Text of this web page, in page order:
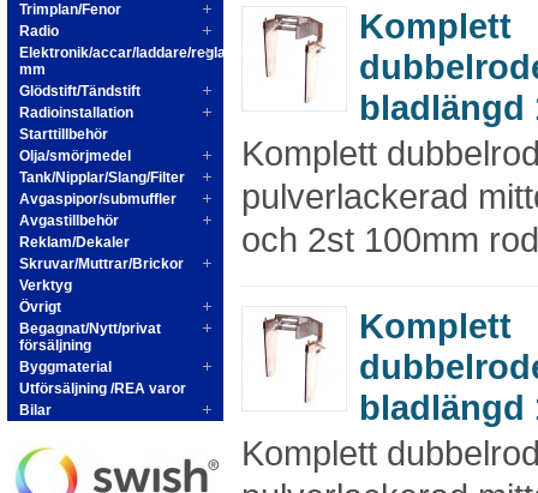
Trimplan/Fenor
Radio
Elektronik/accar/laddare/reglage
mm
Glödstift/Tändstift
Radioinstallation
Starttillbehör
Olja/smörjmedel
Tank/Nipplar/Slang/Filter
Avgaspipor/submuffler
Avgastillbehör
Reklam/Dekaler
Skruvar/Muttrar/Brickor
Verktyg
Övrigt
Begagnat/Nytt/privat
försäljning
Byggmaterial
Utförsäljning /REA varor
Bilar
Komplett
bladlängd
Komplett
pulverlackerad
och 2st 100mm
Komplett
bladlängd
Komplett